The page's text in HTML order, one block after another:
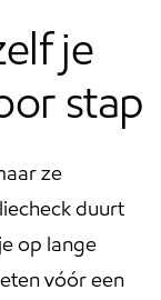
je
stap
ze
duurt
op lange
vóór een